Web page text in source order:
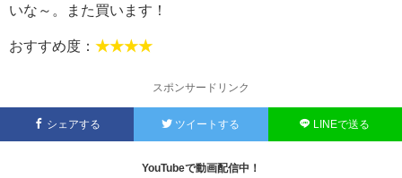
いな～。また買います！
おすすめ度： ★★★★
スポンサードリンク
シェアする ツイートする LINEで送る
YouTubeで動画配信中！